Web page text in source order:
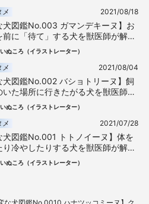
メ 2021/08/18
鑑No.003 ガマンデキーヌ】お
前に「待て」する犬を獣医師が解
いぬころ（イラストレーター）
メ 2021/08/04
犬図鑑No.002 バショトリーヌ】飼
いた場所に行きたがる犬を獣医師が
いぬころ（イラストレーター）
メ 2021/07/28
犬図鑑No.001 トトノイーヌ】体を
り冷やしたりする犬を獣医師が解
いぬころ（イラストレーター）